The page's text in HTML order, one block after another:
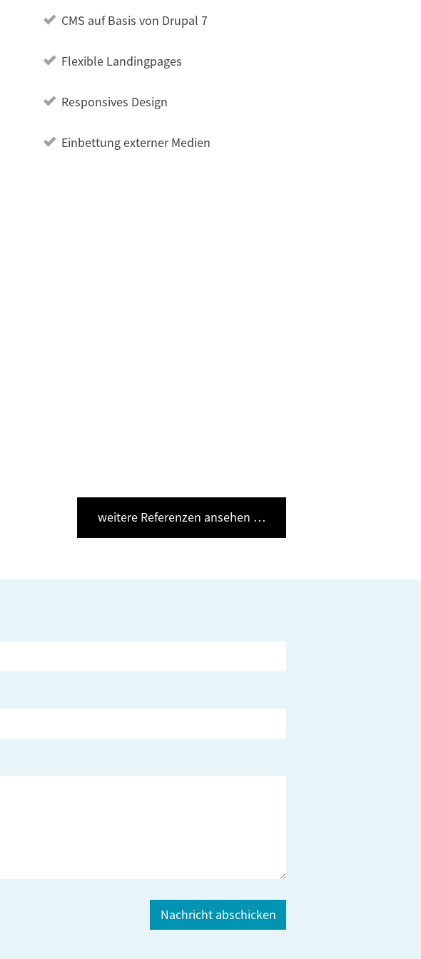
CMS auf Basis von Drupal 7
Flexible Landingpages
Responsives Design
Einbettung externer Medien
weitere Referenzen ansehen …